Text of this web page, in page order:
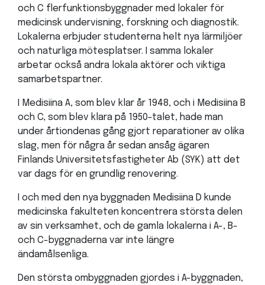
och C flerfunktionsbyggnader med lokaler för
medicinsk undervisning, forskning och diagnostik.
Lokalerna erbjuder studenterna helt nya lärmiljöer
och naturliga mötesplatser. I samma lokaler
arbetar också andra lokala aktörer och viktiga
samarbetspartner.
I Medisiina A, som blev klar år 1948, och i Medisiina B
och C, som blev klara på 1950-talet, hade man
under årtiondenas gång gjort reparationer av olika
slag, men för några år sedan ansåg ägaren
Finlands Universitetsfastigheter Ab (SYK) att det
var dags för en grundlig renovering.
I och med den nya byggnaden Medisiina D kunde
medicinska fakulteten koncentrera största delen
av sin verksamhet, och de gamla lokalerna i A-, B-
och C-byggnaderna var inte längre
ändamålsenliga.
Den största ombyggnaden gjordes i A-byggnaden,